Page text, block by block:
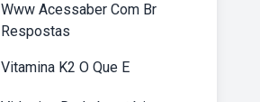
Www Acessaber Com Br
Respostas
Vitamina K2 O Que E